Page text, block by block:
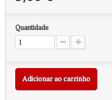
Quantidade
Adicionar ao carrinho